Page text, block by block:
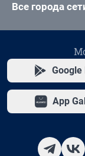
Все города
Google
App